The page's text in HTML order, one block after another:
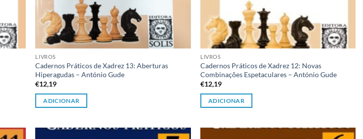
LIVROS
Cadernos Práticos de Xadrez 13: Aberturas
Hiperagudas – António Gude
€12,19
ADICIONAR
LIVROS
Cadernos Práticos de Xadrez 12: Novas
Combinações Espetaculares – António Gude
€12,19
ADICIONAR